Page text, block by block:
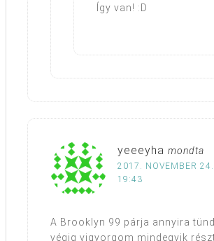
Így van! :D
yeeeyha mondta
2017. NOVEMBER
19:43
A Brooklyn 99 párja annyira
végig vigyorgom mindegyik